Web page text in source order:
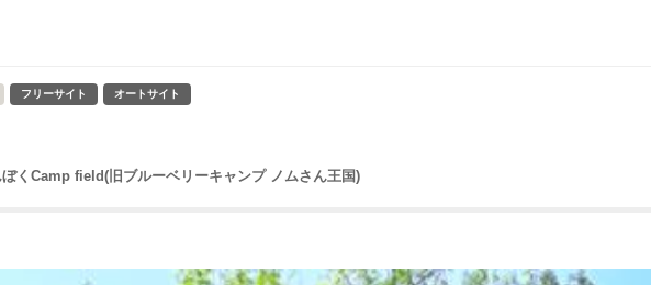
フリーサイト オートサイト
くCamp field(旧ブルーベリーキャンプ ノムさん王国)